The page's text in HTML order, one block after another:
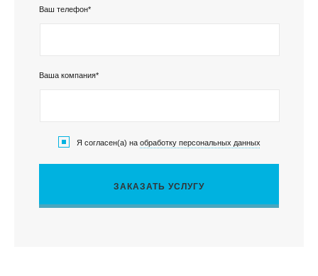
Ваш телефон*
Ваша компания*
Я согласен(а) на обработку персональных данных
ЗАКАЗАТЬ УСЛУГУ